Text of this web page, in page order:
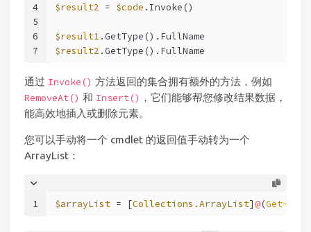
4
5
6
7
$result2 = $code .Invoke()
$result1.GetType().FullName
$result2 .GetType().FullName
通过 Invoke() 方法返回的集合拥有额外的方法，例如
RemoveAt() 和 Insert() ，它们能够帮您修改结果数据，
能高效地插入或删除元素。
您可以手动将一个 cmdlet 的返回值手动转为一个
ArrayList：
1 $arrayList = [Collections.ArrayList] @(Get-